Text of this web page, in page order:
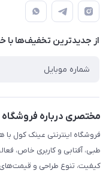
تهران - شهریار (فروشدرباره ما
تماس با ما
قوانین و مقررات
حریم شخصی کاربران
راهنما
از جدید‌ترین تخفیف‌ها با‌
مختصری درباره فروشگاه
فروشگاه اینترنتی عینک کول
کیفیت، تنوع طراحی و